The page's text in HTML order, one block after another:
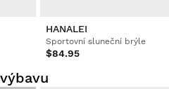
nosí
Sdílet
HANALEI
Sportovní sluneční brýle
$84.95